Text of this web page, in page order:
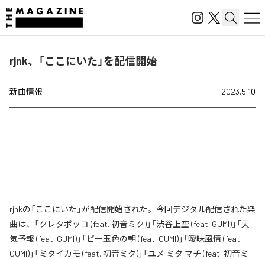
rjnk、「ここにいた」を配信開始
新曲情報 2023.5.10
rjnkの「ここにいた」が配信開始された。今回デジタル配信された楽
曲は、「クレタポッコ (feat. 初音ミク)」「渋谷上空 (feat. GUMI)」「天
気予報 (feat. GUMI)」「ビー玉色の朝 (feat. GUMI)」「曖昧風情 (feat.
GUMI)」「ミタイカモ (feat. 初音ミク)」「ユメ ミタ マチ (feat. 初音ミ